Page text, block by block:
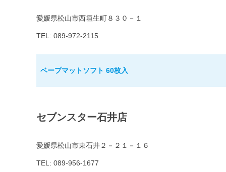
愛媛県松山市西垣生町８３０－１
TEL: 089-972-2115
ベープマットソフト 60枚入
セブンスター石井店
愛媛県松山市東石井２－２１－１６
TEL: 089-956-1677